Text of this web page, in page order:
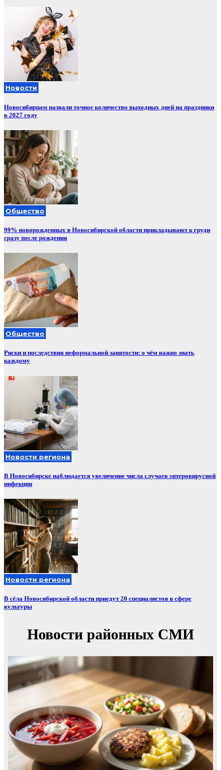
Новости
Новосибирцам назвали точное количество выходных дней на праздники
в 2027 году
Общество
99% новорожденных в Новосибирской области прикладывают к груди
сразу после рождения
Общество
Риски и последствия неформальной занятости: о чём важно знать
каждому
Новости региона
В Новосибирске наблюдается увеличение числа случаев энтеровирусной
инфекции
Новости региона
В сёла Новосибирской области приедут 20 специалистов в сфере
культуры